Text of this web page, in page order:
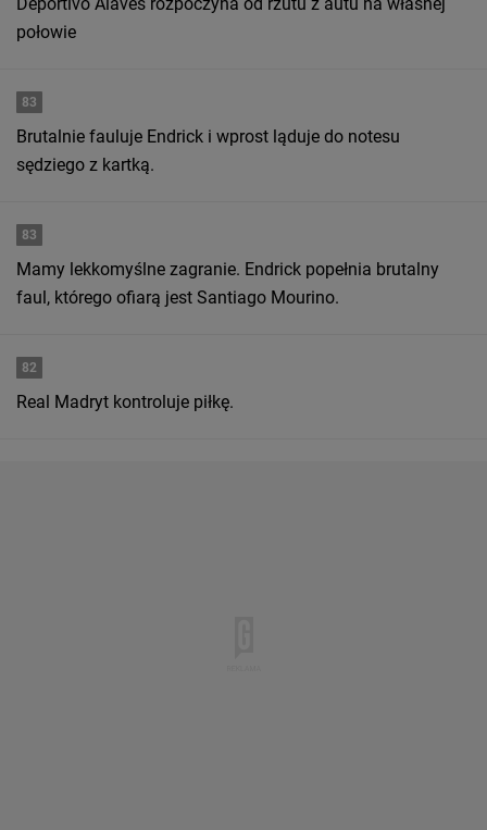
połowie
83
Brutalnie fauluje Endrick i wprost ląduje do notesu
sędziego z kartką.
83
Mamy lekkomyślne zagranie. Endrick popełnia brutalny
faul, którego ofiarą jest Santiago Mourino.
82
Real Madryt kontroluje piłkę.